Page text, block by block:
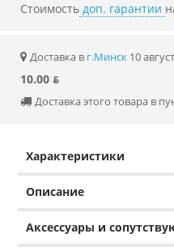
Стоимость доп. гарантии
Доставка в г.Минск 10
10.00 ƃ
Доставка этого товара в
Характеристики
Описание
Аксессуары и